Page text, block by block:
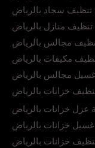
سجاد بالرياض
منازل بالرياض
مجالس بالرياض
مكيفات بالرياض
مجالس بالرياض
خزانات بالرياض
عزل خزانات بالرياض
خزانات بالرياض
خزانات بالرياض